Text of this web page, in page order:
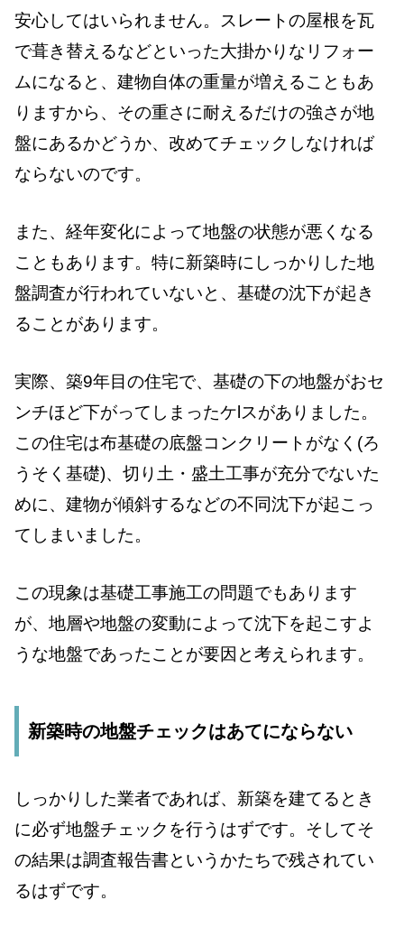
安心してはいられません。スレートの屋根を瓦
で葺き替えるなどといった大掛かりなリフォー
ムになると、建物自体の重量が増えることもあ
りますから、その重さに耐えるだけの強さが地
盤にあるかどうか、改めてチェックしなければ
ならないのです。
また、経年変化によって地盤の状態が悪くなる
こともあります。特に新築時にしっかりした地
盤調査が行われていないと、基礎の沈下が起き
ることがあります。
実際、築9年目の住宅で、基礎の下の地盤がおセ
ンチほど下がってしまったケlスがありました。
この住宅は布基礎の底盤コンクリートがなく(ろ
うそく基礎)、切り土・盛土工事が充分でないた
めに、建物が傾斜するなどの不同沈下が起こっ
てしまいました。
この現象は基礎工事施工の問題でもあります
が、地層や地盤の変動によって沈下を起こすよ
うな地盤であったことが要因と考えられます。
新築時の地盤チェックはあてにならない
しっかりした業者であれば、新築を建てるとき
に必ず地盤チェックを行うはずです。そしてそ
の結果は調査報告書というかたちで残されてい
るはずです。